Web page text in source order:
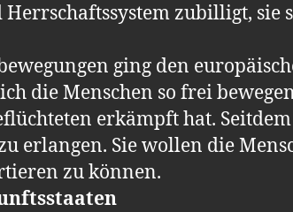
zubilligt, sie
ging den
die Menschen so frei
erkämpft hat.
erlangen. Sie wollen die
zu können.